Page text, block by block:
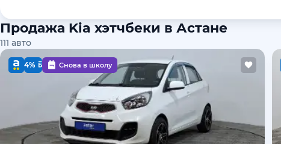
Продажа Kia хэтчбеки в Астане
111 авто
4% Снова в школу